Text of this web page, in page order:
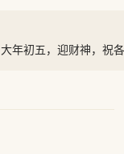
大年初五，迎财神，祝